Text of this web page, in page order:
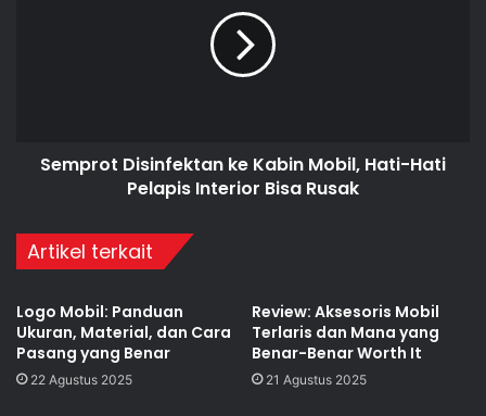
Semprot Disinfektan ke Kabin Mobil, Hati-Hati
Pelapis Interior Bisa Rusak
Artikel terkait
Logo Mobil: Panduan
Ukuran, Material, dan Cara
Pasang yang Benar
22 Agustus 2025
Review: Aksesoris Mobil
Terlaris dan Mana yang
Benar-Benar Worth It
21 Agustus 2025